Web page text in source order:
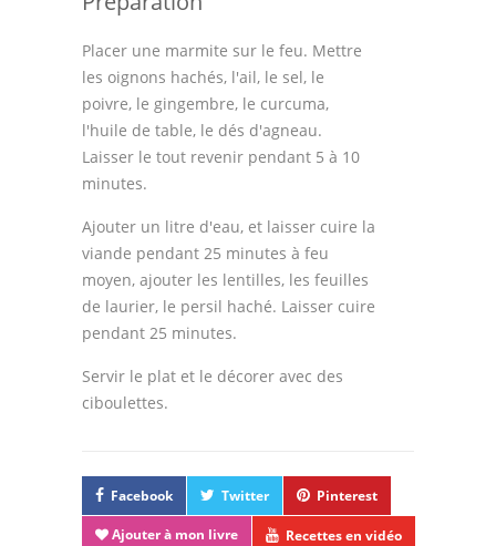
Placer une marmite sur le feu. Mettre
les oignons hachés, l'ail, le sel, le
poivre, le gingembre, le curcuma,
l'huile de table, le dés d'agneau.
Laisser le tout revenir pendant 5 à 10
minutes.
Ajouter un litre d'eau, et laisser cuire la
viande pendant 25 minutes à feu
moyen, ajouter les lentilles, les feuilles
de laurier, le persil haché. Laisser cuire
pendant 25 minutes.
Servir le plat et le décorer avec des
ciboulettes.
Facebook Twitter Pinterest
Ajouter à mon livre Recettes en vidéo